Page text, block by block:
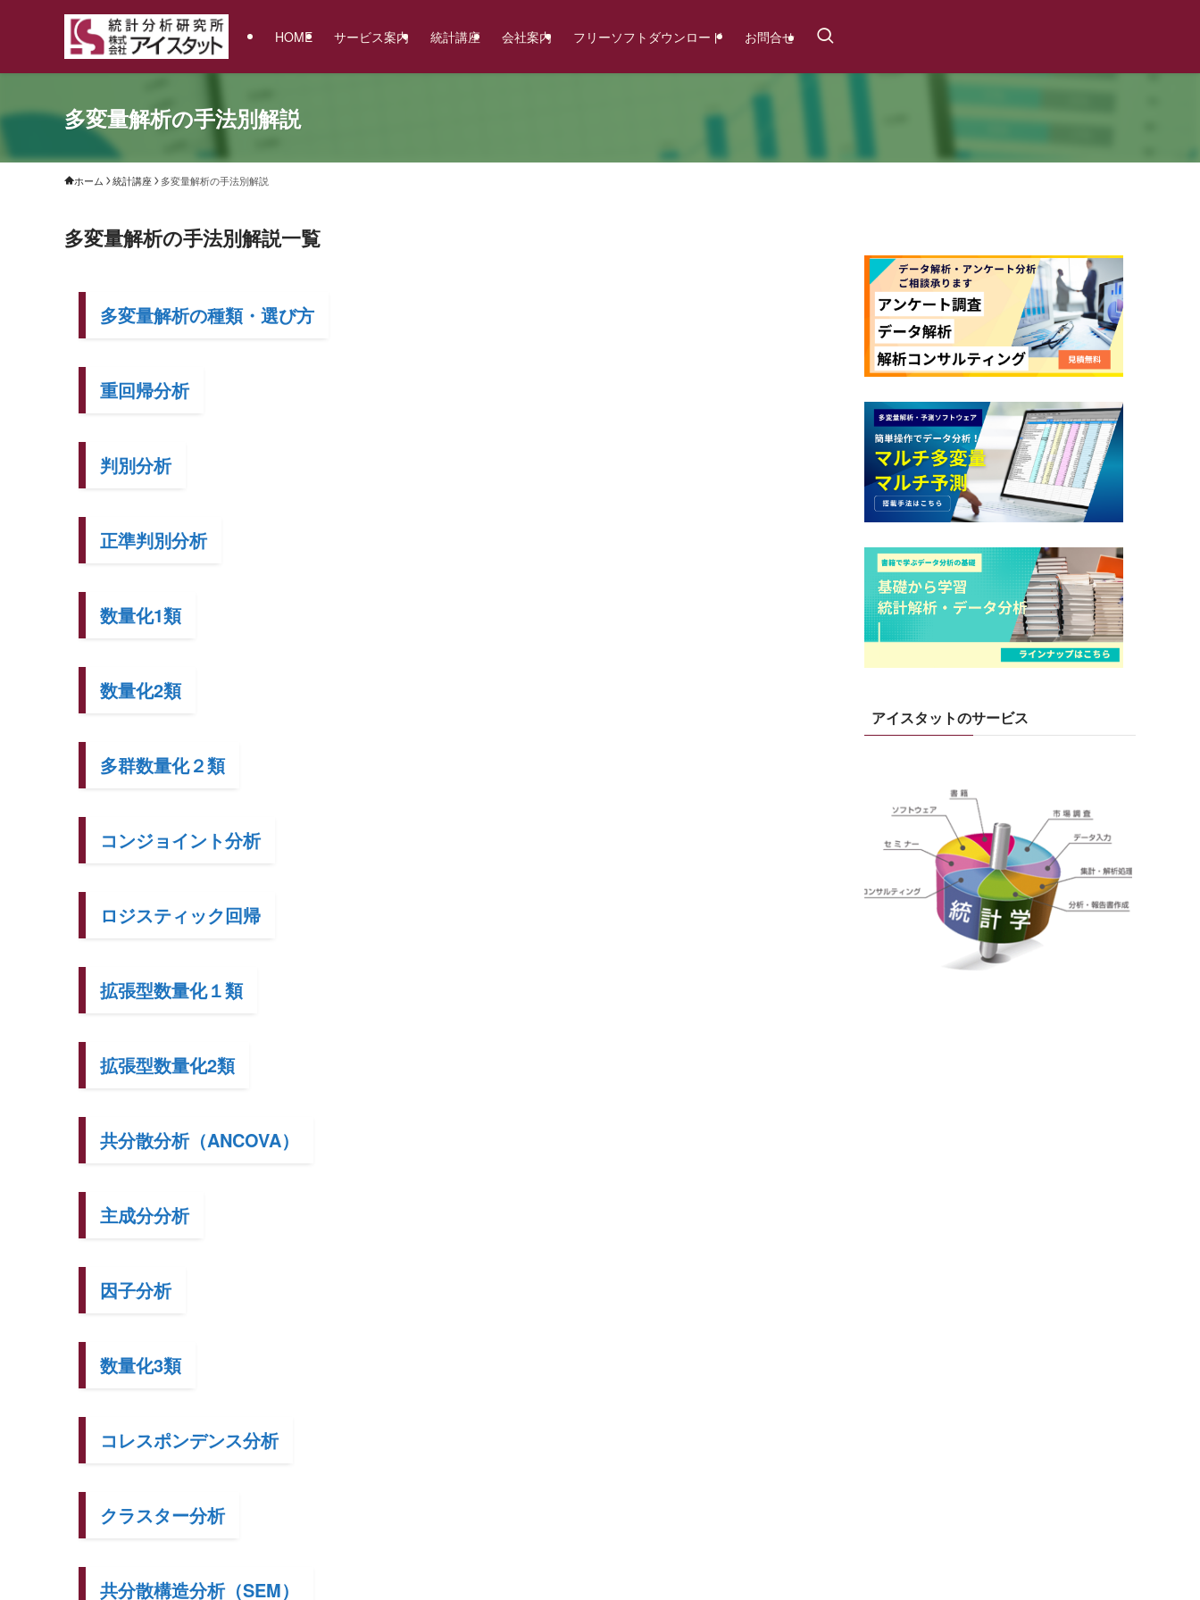
HOME サービス案内 統計講座 会社案内 フリーソフトダウンロード お問合せ
多変量解析の手法別解説
ホーム 統計講座 多変量解析の手法別解説
多変量解析の手法別解説一覧
多変量解析の種類・選び方
重回帰分析
判別分析
正準判別分析
数量化1類
数量化2類
多群数量化２類
コンジョイント分析
ロジスティック回帰
拡張型数量化１類
拡張型数量化2類
共分散分析（ANCOVA）
主成分分析
因子分析
数量化3類
コレスポンデンス分析
クラスター分析
共分散構造分析（SEM）
アイスタットのサービス